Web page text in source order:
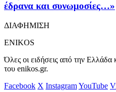
έδρανα και συνωμοσίες…»
ΔΙΑΦΗΜΙΣΗ
ENIKOS
Όλες οι ειδήσεις από την
του enikos.gr.
Facebook X InstagramYouTube